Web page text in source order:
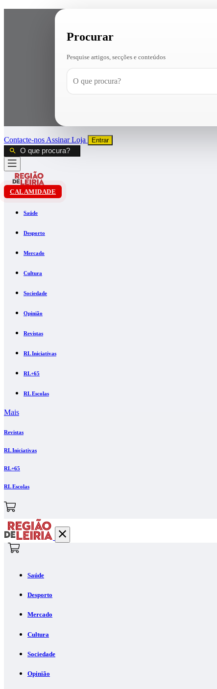
Procurar
Pesquise artigos, secções e conteúdos
Contacte-nos AssinarLoja Entrar
CALAMIDADE
Saúde
Desporto
Mercado
Cultura
Sociedade
Opinião
Revistas
RL Iniciativas
RL+65
RL Escolas
Mais
Revistas
RL Iniciativas
RL+65
RL Escolas
Saúde
Desporto
Mercado
Cultura
Sociedade
Opinião